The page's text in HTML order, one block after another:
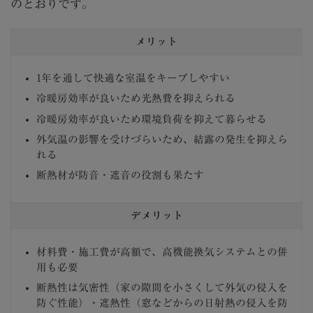
のとおりです。
メリット
1年を通して快適な室温をキープしやすい
冷暖房効率が良いため光熱費を抑えられる
冷暖房効率が良いため環境負荷を抑えて暮らせる
外気温の影響を受けづらいため、結露の発生を抑えら
れる
断熱材が防音・遮音の役割も果たす
デメリット
材料費・施工費が高額で、高機能換気システムとの併
用も必要
断熱性は気密性（家の隙間を小さくして外気の侵入を
防ぐ性能）・遮熱性（窓などからの日射熱の侵入を防